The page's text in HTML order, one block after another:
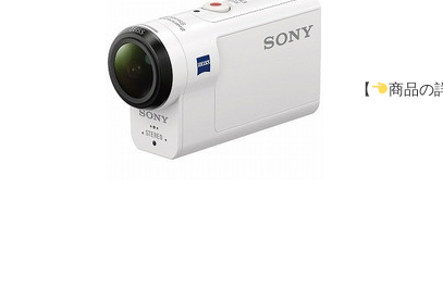
【 商品の